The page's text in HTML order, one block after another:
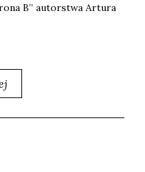
B” autor­stwa Artu­ra